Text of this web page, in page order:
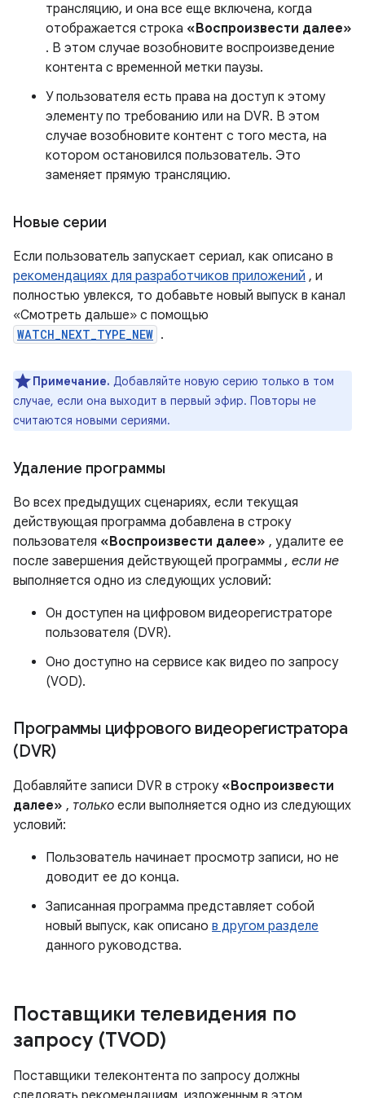
трансляцию, и она все еще включена, когда
отображается строка «Воспроизвести далее»
. В этом случае возобновите воспроизведение
контента с временной метки паузы.
У пользователя есть права на доступ к этому
элементу по требованию или на DVR. В этом
случае возобновите контент с того места, на
котором остановился пользователь. Это
заменяет прямую трансляцию.
Новые серии
Если пользователь запускает сериал, как описано в
рекомендациях для разработчиков приложений , и
полностью увлекся, то добавьте новый выпуск в канал
«Смотреть дальше» с помощью
WATCH_NEXT_TYPE_NEW .
Примечание. Добавляйте новую серию только в том
случае, если она выходит в первый эфир. Повторы не
считаются новыми сериями.
Удаление программы
Во всех предыдущих сценариях, если текущая
действующая программа добавлена ​​в строку
пользователя «Воспроизвести далее» , удалите ее
после завершения действующей программы, если не
выполняется одно из следующих условий:
Он доступен на цифровом видеорегистраторе
пользователя (DVR).
Оно доступно на сервисе как видео по запросу
(VOD).
Программы цифрового видеорегистратора
(DVR)
Добавляйте записи DVR в строку «Воспроизвести
далее» , только если выполняется одно из следующих
условий:
Пользователь начинает просмотр записи, но не
доводит ее до конца.
Записанная программа представляет собой
новый выпуск, как описано в другом разделе
данного руководства.
Поставщики телевидения по
запросу (TVOD)
Поставщики телеконтента по запросу должны